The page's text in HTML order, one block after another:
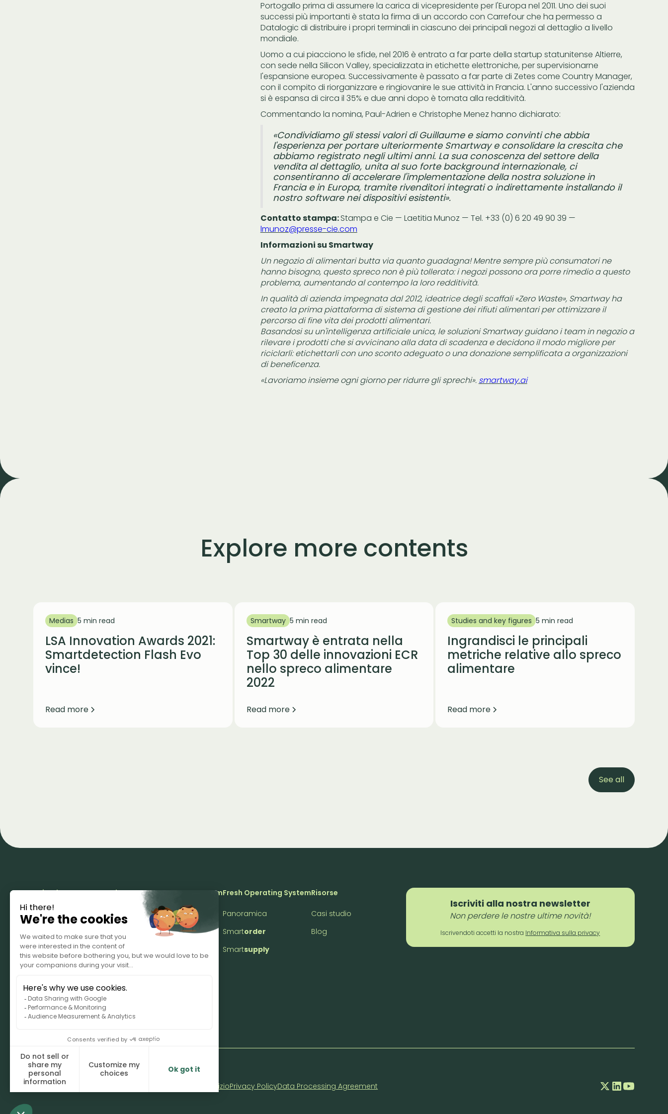
Portogallo prima di assumere la carica di vicepresidente per l'Europa nel 2011. Uno dei suoi
successi più importanti è stata la firma di un accordo con Carrefour che ha permesso a
Datalogic di distribuire i propri terminali in ciascuno dei principali negozi al dettaglio a livello
mondiale.
Uomo a cui piacciono le sfide, nel 2016 è entrato a far parte della startup statunitense Altierre,
con sede nella Silicon Valley, specializzata in etichette elettroniche, per supervisionarne
l'espansione europea. Successivamente è passato a far parte di Zetes come Country Manager,
con il compito di riorganizzare e ringiovanire le sue attività in Francia. L'anno successivo l'azienda
si è espansa di circa il 35% e due anni dopo è tornata alla redditività.
Commentando la nomina, Paul-Adrien e Christophe Menez hanno dichiarato:
«Condividiamo gli stessi valori di Guillaume e siamo convinti che abbia
l'esperienza per portare ulteriormente Smartway e consolidare la crescita che
abbiamo registrato negli ultimi anni. La sua conoscenza del settore della
vendita al dettaglio, unita al suo forte background internazionale, ci
consentiranno di accelerare l'implementazione della nostra soluzione in
Francia e in Europa, tramite rivenditori integrati o indirettamente installando il
nostro software nei dispositivi esistenti».
Contatto stampa:Stampa e Cie — Laetitia Munoz — Tel. +33 (0) 6 20 49 90 39 —
lmunoz@presse-cie.com
Informazioni su Smartway
Un negozio di alimentari butta via quanto guadagna! Mentre sempre più consumatori ne
hanno bisogno, questo spreco non è più tollerato: i negozi possono ora porre rimedio a questo
problema, aumentando al contempo la loro redditività.
In qualità di azienda impegnata dal 2012, ideatrice degli scaffali «Zero Waste», Smartway ha
creato la prima piattaforma di sistema di gestione dei rifiuti alimentari per ottimizzare il
percorso di fine vita dei prodotti alimentari.
Basandosi su un'intelligenza artificiale unica, le soluzioni Smartway guidano i team in negozio a
rilevare i prodotti che si avvicinano alla data di scadenza e decidono il modo migliore per
riciclarli: etichettarli con uno sconto adeguato o una donazione semplificata a organizzazioni
di beneficenza.
«Lavoriamo insieme ogni giorno per ridurre gli sprechi». smartway.ai
Explore more contents
Medias 5 min read
LSA Innovation Awards 2021:
Smartdetection Flash Evo
vince!
Read more
Smartway 5 min read
Smartway è entrata nella
Top 30 delle innovazioni ECR
nello spreco alimentare
2022
Read more
Studies and key figures 5 min read
Ingrandisci le principali
metriche relative allo spreco
alimentare
Read more
See all
Azienda
Chi siamo
Contatti
Le nostre soluzioni
Food Waste Management System
Panoramica
decision
Smartdetection
Fresh Operating System
Panoramica
Smartorder
Smartsupply
Risorse
Casi studio
Blog
Iscriviti alla nostra newsletter
Non perdere le nostre ultime novità!
Iscrivendoti accetti la nostra Informativa sulla privacy
© 2025 Smartway. Tutti i diritti riservati. Termini di servizioPrivacy PolicyData Processing Agreement